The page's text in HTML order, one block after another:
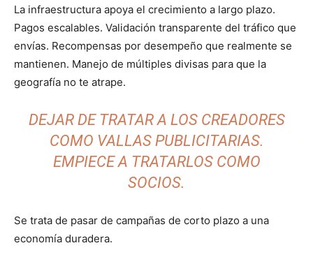
La infraestructura apoya el crecimiento a largo plazo.
Pagos escalables. Validación transparente del tráfico que
envías. Recompensas por desempeño que realmente se
mantienen. Manejo de múltiples divisas para que la
geografía no te atrape.
DEJAR DE TRATAR A LOS CREADORES
COMO VALLAS PUBLICITARIAS.
EMPIECE A TRATARLOS COMO
SOCIOS.
Se trata de pasar de campañas de corto plazo a una
economía duradera.